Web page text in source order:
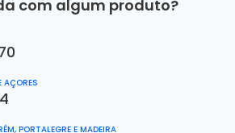
com algum produto?
AÇORES
PORTALEGRE E MADEIRA